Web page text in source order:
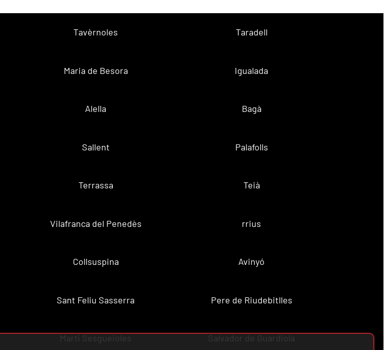
Tavèrnoles Taradell
Maria de Besora Igualada
Alella Bagà
Sallent Palafolls
Terrassa Teià
Vilafranca del Penedès rrius
Collsuspina Avinyó
Sant Feliu Sasserra Pere de Riudebitlles
Martí Sesgueioles Salvador de Guardiola